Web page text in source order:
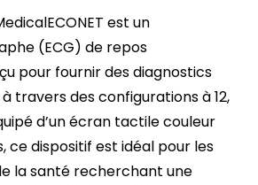
est un
(ECG) de repos
pour fournir des diagnostics
travers des configurations à 12,
d’un écran tactile couleur
ce dispositif est idéal pour les
la santé recherchant une